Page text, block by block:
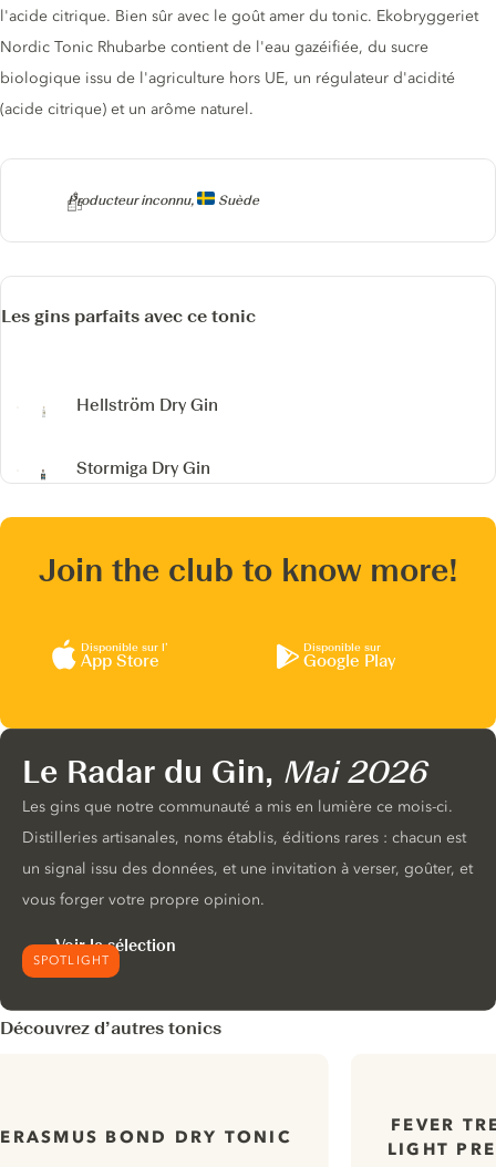
Producteur
Producteur inconnu, Suède
l'acide citrique. Bien sûr avec le goût amer du tonic. Ekobryggeriet
Nordic Tonic Rhubarbe contient de l'eau gazéifiée, du sucre
biologique issu de l'agriculture hors UE, un régulateur d'acidité
(acide citrique) et un arôme naturel.
Les gins parfaits avec ce tonic
Hellström Dry Gin
Stormiga Dry Gin
Join the club to know more!
Disponible sur l’
App Store
Disponible sur
Google Play
SPOTLIGHT
Le Radar du Gin, Mai 2026
Les gins que notre communauté a mis en lumière ce mois-ci.
Distilleries artisanales, noms établis, éditions rares : chacun est
un signal issu des données, et une invitation à verser, goûter, et
vous forger votre propre opinion.
Voir la sélection
Découvrez d’autres tonics
ERASMUS BOND DRY TONIC
FEVER
LIGHT